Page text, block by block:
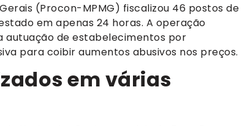
(Procon-MPMG) fiscalizou 46 postos de
em apenas 24 horas. A operação
autuação de estabelecimentos por
para coibir aumentos abusivos nos preços.
em várias